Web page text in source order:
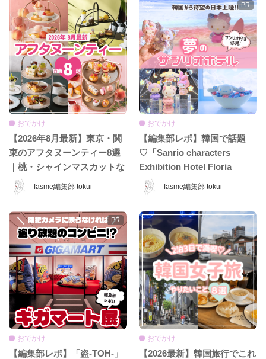
fasme編集部 tokui
おでかけ
【2026年8月最新】東京・関
東のアフタヌーンティー8選
｜桃・シャインマスカットな
ど夏限定ホテル＆カフェ特
集！
fasme編集部 tokui
おでかけ
【編集部レポ】韓国で話題
♡「Sanrio characters
Exhibition Hotel Floria
Tokyo」が日本上陸♡ 夢みた
いなホテル空間＆限定グッズ
をレポ！
おでかけ
【編集部レポ】「盗-TOH-」
おでかけ
【2026最新】韓国旅行でこれ